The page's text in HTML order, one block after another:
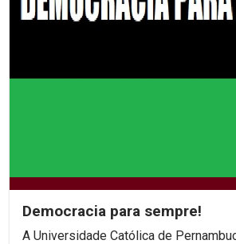
Democracia para sempre!
A Universidade Católica de